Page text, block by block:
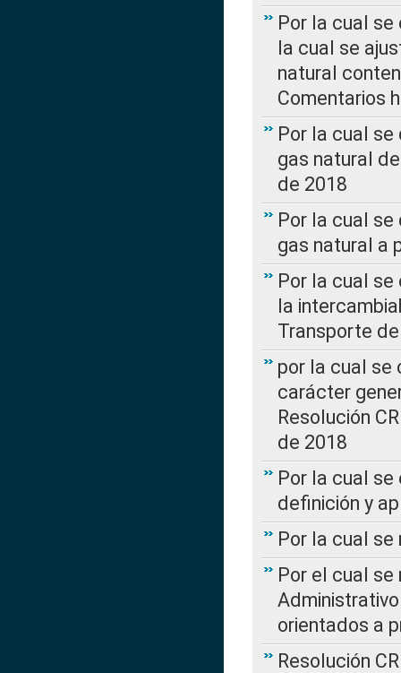
Por la cual se
la cual se
natural
Comentarios
Por la cual
gas natural
de 2018
Por la cual
gas natural a
Por la cual
la
Transporte
por la cual se
carácter
Resolución
de 2018
Por la cual
definición y
Por la cual
Por el cual
orientados a
Resolución